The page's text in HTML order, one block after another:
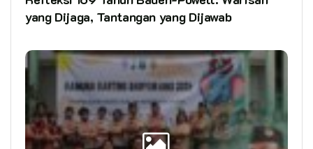
yang Dijaga, Tantangan yang Dijawab